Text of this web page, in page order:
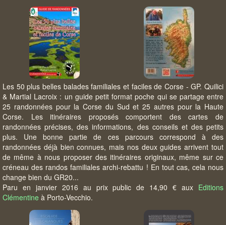
Les 50 plus belles balades familiales et faciles de Corse - GP. Quilici
& Martial Lacroix : un guide petit format poche qui se partage entre
25 randonnées pour la Corse du Sud et 25 autres pour la Haute
Corse. Les itinéraires proposés comportent des cartes de
randonnées précises, des informations, des conseils et des petits
plus. Une bonne partie de ces parcours correspond à des
randonnées déjà bien connues, mais nos deux guides arrivent tout
de même à nous proposer des itinéraires originaux, même sur ce
créneau des randos familiales archi-rebattu ! En tout cas, cela nous
change bien du GR20...
Paru en janvier 2016 au prix public de 14,90 € aux Editions
Clémentine à Porto-Vecchio.